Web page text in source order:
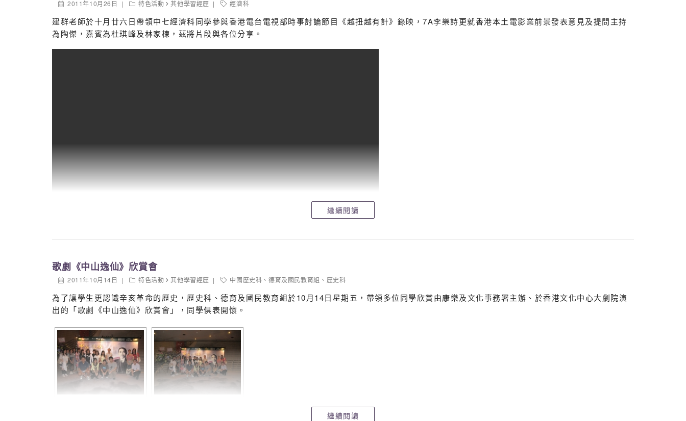
2011年10月26日 特色活動 其他學習經歷 經濟科
建群老師於十月廿六日帶領中七經濟科同學參與香港電台電視部時事討論節目《越扭越有計》錄映，7A李樂詩更就香港本土電影業前景發表意見及提問主持
為陶傑，嘉賓為杜琪峰及林家楝，茲將片段與各位分享。
繼續閱讀
歌劇《中山逸仙》欣賞會
2011年10月14日 特色活動 其他學習經歷 中國歷史科 、德育及國民教育組 、 歷史科
為了讓學生更認識辛亥革命的歷史，歷史科、德育及國民教育組於10月14日星期五，帶領多位同學欣賞由康樂及文化事務署主辦、於香港文化中心大劇院演
出的「歌劇《中山逸仙》欣賞會」，同學俱表開懷。
繼續閱讀